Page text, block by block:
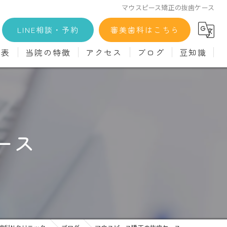
マウスピース矯正の抜歯ケース
LINE相談・予約 審美歯科はこちら
当院の特徴 アクセス ブログ 豆知識
ス